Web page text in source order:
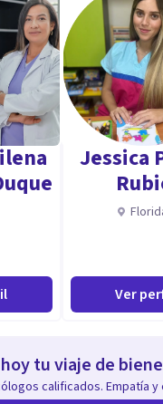
Jessica
Ver
tu viaje de
calificados. Empatía